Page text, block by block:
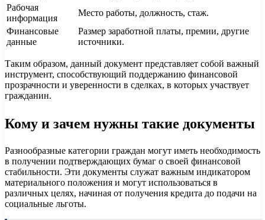
Рабочая
информация
Место работы, должность, стаж.
Финансовые
данные
Размер заработной платы, премии, другие
источники.
Таким образом, данный документ представляет собой важный
инструмент, способствующий поддержанию финансовой
прозрачности и уверенности в сделках, в которых участвует
гражданин.
Кому и зачем нужны такие документы
Разнообразные категории граждан могут иметь необходимость
в получении подтверждающих бумаг о своей финансовой
стабильности. Эти документы служат важным индикатором
материального положения и могут использоваться в
различных целях, начиная от получения кредита до подачи на
социальные льготы.